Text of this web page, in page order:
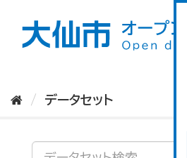
データセット